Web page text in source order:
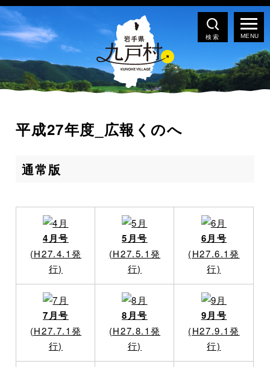
検索
平成27年度_広報くのへ
通常版
4月号
(H27.4.1発
行)
5月号
(H27.5.1発
行)
6月号
(H27.6.1発
行)
7月号
(H27.7.1発
行)
8月号
(H27.8.1発
行)
9月号
(H27.9.1発
行)